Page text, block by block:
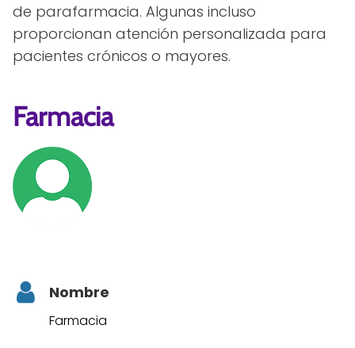
de parafarmacia. Algunas incluso
proporcionan atención personalizada para
pacientes crónicos o mayores.
Farmacia
Nombre
Farmacia